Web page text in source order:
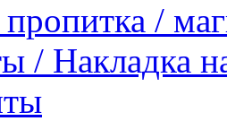
/
/ Накладка